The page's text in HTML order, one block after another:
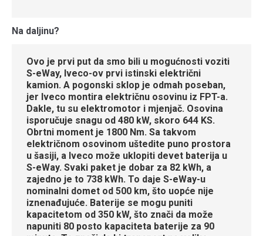
Na daljinu?
Ovo je prvi put da smo bili u mogućnosti voziti
S-eWay, Iveco-ov prvi istinski električni
kamion. A pogonski sklop je odmah poseban,
jer Iveco montira električnu osovinu iz FPT-a.
Dakle, tu su elektromotor i mjenjač. Osovina
isporučuje snagu od 480 kW, skoro 644 KS.
Obrtni moment je 1800 Nm. Sa takvom
električnom osovinom uštedite puno prostora
u šasiji, a Iveco može uklopiti devet baterija u
S-eWay. Svaki paket je dobar za 82 kWh, a
zajedno je to 738 kWh. To daje S-eWay-u
nominalni domet od 500 km, što uopće nije
iznenađujuće. Baterije se mogu puniti
kapacitetom od 350 kW, što znači da može
napuniti 80 posto kapaciteta baterije za 90